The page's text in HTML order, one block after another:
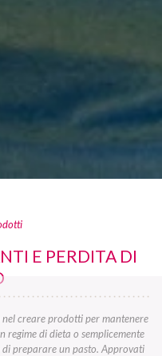
E PERDITA DI
creare prodotti per mantenere
regime di dieta o semplicemente
preparare un pasto. Approvati